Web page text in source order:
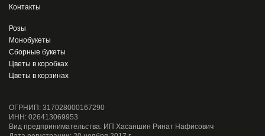
Контакты
Розы
Монобукеты
Сборные букеты
Цветы в коробках
Цветы в корзинах
ОГРНИП: 317028000167290
ИНН: 026413069953
Вид предпринимательства: ИП Хасаншин Ринат Нафисович